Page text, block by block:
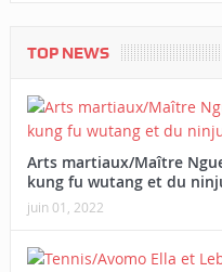
TOP NEWS
Arts martiaux/Maître
kung fu wutang et du
juin 01, 2022